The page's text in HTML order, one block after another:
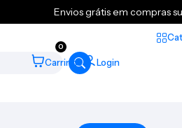
Envios grátis em compras
0
Carrinho Login